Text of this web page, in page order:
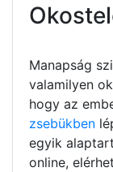
Manapság
valamilyen
hogy az
zsebükben
egyik
online,